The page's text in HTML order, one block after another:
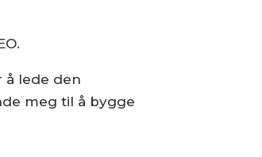
å lede den
meg til å bygge